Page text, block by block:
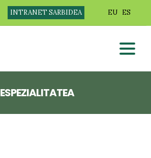
INTRANET SARBIDEA EU ES
ESPEZIALITATEA